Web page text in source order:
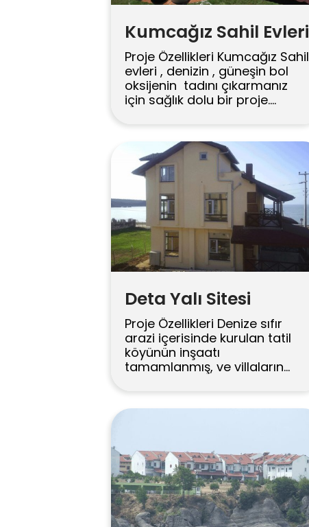
Kumcağız Sahil Evleri
Proje Özellikleri Kumcağız Sahil
evleri , denizin , güneşin bol
oksijenin tadını çıkarmanız
için sağlık dolu bir proje.
Deta Yalı Sitesi
Proje Özellikleri Denize sıfır
arazi içerisinde kurulan tatil
köyünün inşaatı
tamamlanmış, ve villaların